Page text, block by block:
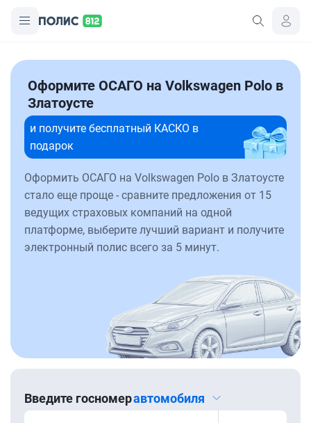
Оформите ОСАГО на Volkswagen Polo в
Златоусте
и получите бесплатный КАСКО в
подарок
Оформить ОСАГО на Volkswagen Polo в Златоусте
стало еще проще - сравните предложения от 15
ведущих страховых компаний на одной
платформе, выберите лучший вариант и получите
электронный полис всего за 5 минут.
Введите госномеравтомобиля